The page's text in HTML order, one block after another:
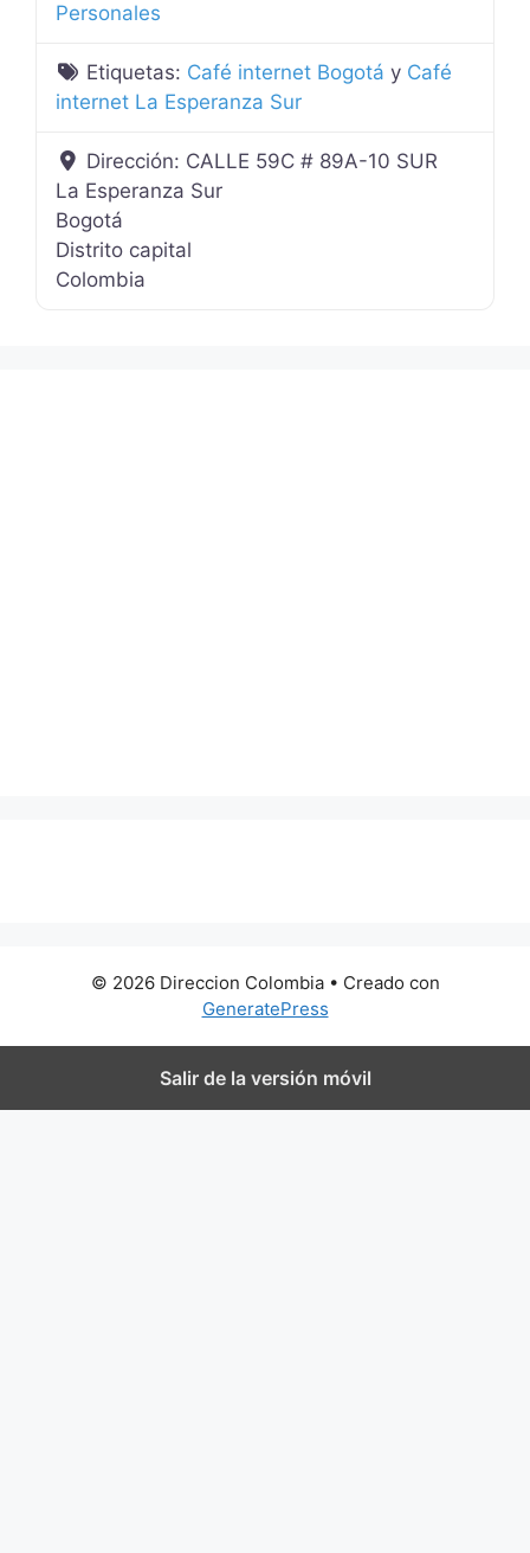
Personales
Etiquetas: Café internet Bogotá y Café
internet La Esperanza Sur
Dirección: CALLE 59C # 89A-10 SUR
La Esperanza Sur
Bogotá
Distrito capital
Colombia
© 2026 Direccion Colombia• Creado con
GeneratePress
Salir de la versión móvil